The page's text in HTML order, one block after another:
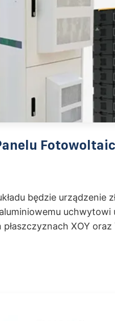
będzie urządzenie
uchwytowi
XOY oraz